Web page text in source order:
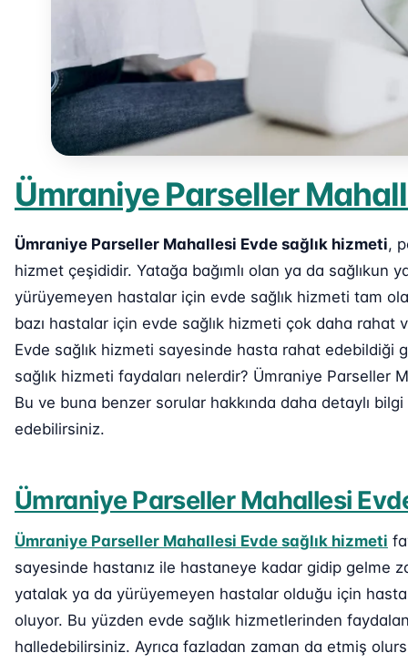
Ümraniye Parseller
Ümraniye Parseller Mahallesi Evde sağlık hizmeti,
hizmet çeşididir. Yatağa bağımlı olan ya da sağlıkun
yürüyemeyen hastalar için evde sağlık hizmeti tam
bazı hastalar için evde sağlık hizmeti çok daha
Evde sağlık hizmeti sayesinde hasta rahat edebildiği
sağlık hizmeti faydaları nelerdir? Ümraniye Parseller
Bu ve buna benzer sorular hakkında daha detaylı
edebilirsiniz.
Ümraniye Parseller Mahallesi
Ümraniye Parseller Mahallesi Evde sağlık hizmeti
sayesinde hastanız ile hastaneye kadar gidip gelme
yatalak ya da yürüyemeyen hastalar olduğu için
oluyor. Bu yüzden evde sağlık hizmetlerinden
halledebilirsiniz. Ayrıca fazladan zaman da etmiş